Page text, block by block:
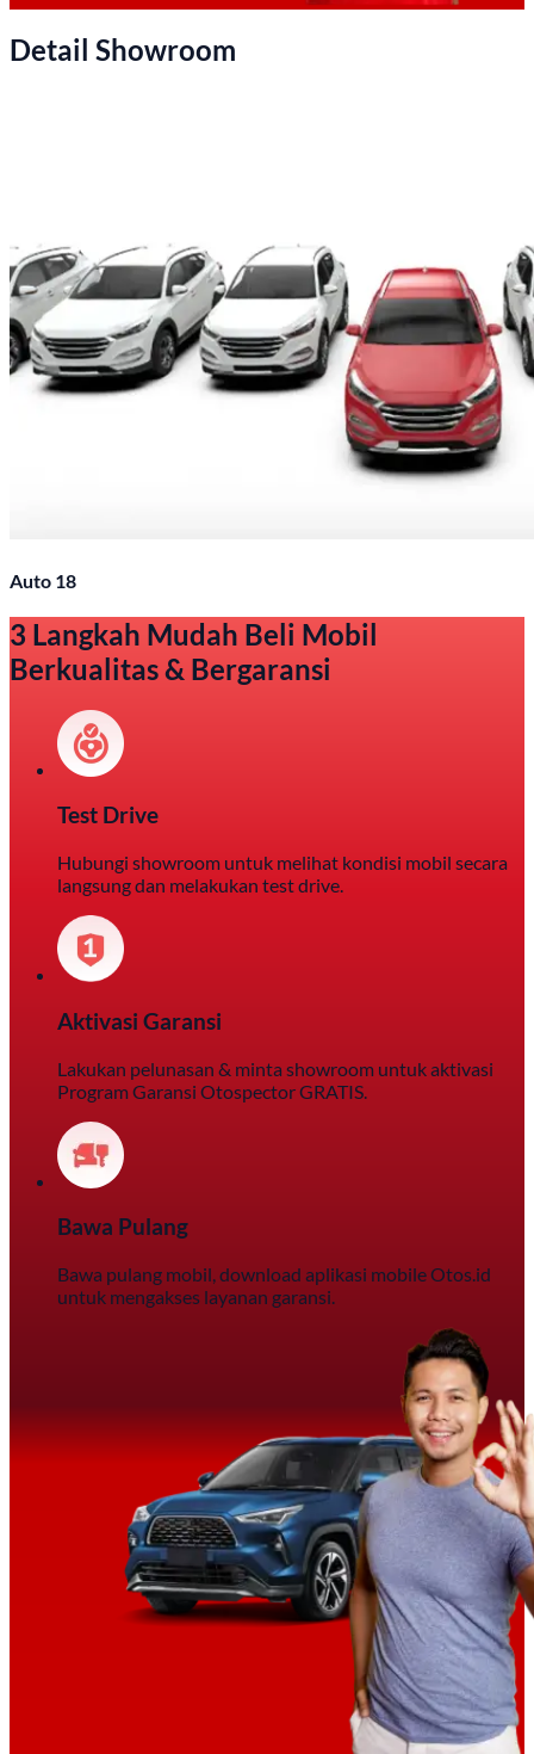
Detail Showroom
Auto 18
3 Langkah Mudah Beli Mobil
Berkualitas & Bergaransi
Test Drive
Hubungi showroom untuk melihat kondisi mobil secara
langsung dan melakukan test drive.
Aktivasi Garansi
Lakukan pelunasan & minta showroom untuk aktivasi
Program Garansi Otospector GRATIS.
Bawa Pulang
Bawa pulang mobil, download aplikasi mobile Otos.id
untuk mengakses layanan garansi.